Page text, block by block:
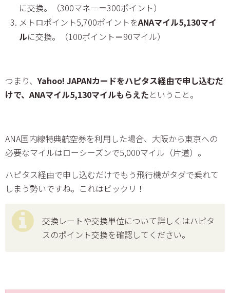
に交換。（300マネー＝300ポイント）
メトロポイント5,700ポイントをANAマイル5,130マイ
ルに交換。（100ポイント＝90マイル）
つまり、Yahoo! JAPANカードをハピタス経由で申し込むだ
けで、ANAマイル5,130マイルもらえたということ。
ANA国内線特典航空券を利用した場合、大阪から東京への
必要なマイルはローシーズンで5,000マイル（片道）。
ハピタス経由で申し込むだけでもう飛行機がタダで乗れて
しまう勢いですね。これはビックリ！
交換レートや交換単位について詳しくはハピタ
スのポイント交換を確認してください。